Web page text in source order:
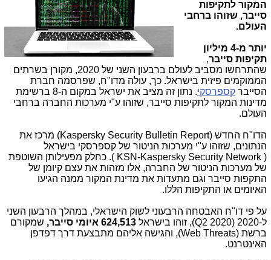
המקור לתקיפות
סייבר, שזוהו ברחבי
העולם.
יותר מ-4 מיליון
תקיפות סייבר,
שהתרחשו מסביב לעולם ברבעון השני של 2020, מקורן בשרתים
הממוקמים פיזית בישראל. כך, עולה מדו"ח, שפרסמה חברת
הסייבר קספרסקי
. נתון זה מציב את ישראל במקום ה-8 ברשימת
מדינות המקור לתקיפות סייבר, שזוהו ע"י מערכות החברה ברחבי
העולם.
הדו"ח החדש (Kaspersky Security Bulletin Report) מרכז את
הנתונים, שזוהו ע"י מערכות הניטור של קספרסקי בישראל
(
Kaspersky Security Network
-
KSN ). כחלק מפעילותן השוטפת
של מערכות הניטור של החברה, אלו מזהות את עצם קיומן של
התקפות סייבר וגם מתעדות את מדינת המקור ממנה הגיעו
האיומים או התקיפות הללו.
על פי דו"ח האבטחה הרבעוני לשוק הישראלי, במהלך הרבעון השני
ל-2020 (
Q2 2020), זוהו בישראל 624,513 איומי סייבר,
שמקורם
ברשת (Web Threats), והגישה אליהם מתבצעת דרך דפדפן
האינטרנט.